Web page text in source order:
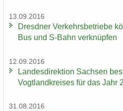
13.09.2016
Dresd­ner Ver­kehrs­be­trie­be
Bus und S-​Bahn ver­knüp­fen
12.09.2016
Lan­des­di­rek­ti­on Sach­sen
Vogt­land­krei­ses für das Jahr
31.08.2016